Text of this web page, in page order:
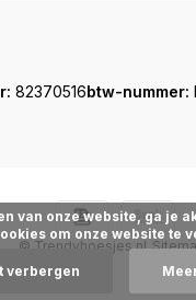
82370516btw-nummer:
© Trendyhoesjes.nl
van onze website, ga je
om onze website te
verbergen